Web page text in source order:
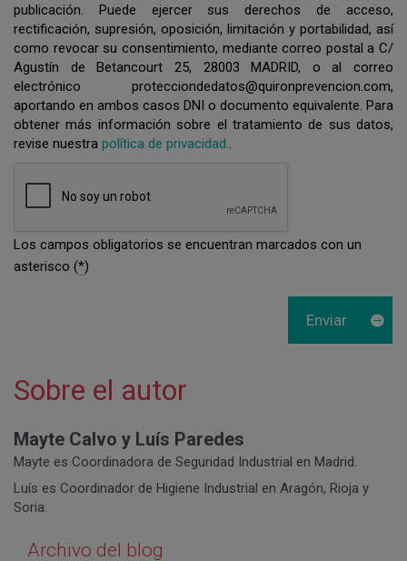
publicación. Puede ejercer sus derechos de acceso,
rectificación, supresión, oposición, limitación y portabilidad, así
como revocar su consentimiento, mediante correo postal a C/
Agustín de Betancourt 25, 28003 MADRID, o al correo
electrónico protecciondedatos@quironprevencion.com,
aportando en ambos casos DNI o documento equivalente. Para
obtener más información sobre el tratamiento de sus datos,
revise nuestra política de privacidad..
Los campos obligatorios se encuentran marcados con un
asterisco (*)
Sobre el autor
Mayte Calvo y Luís Paredes
Mayte es Coordinadora de Seguridad Industrial en Madrid.
Luís es Coordinador de Higiene Industrial en Aragón, Rioja y
Soria.
Archivo del blog